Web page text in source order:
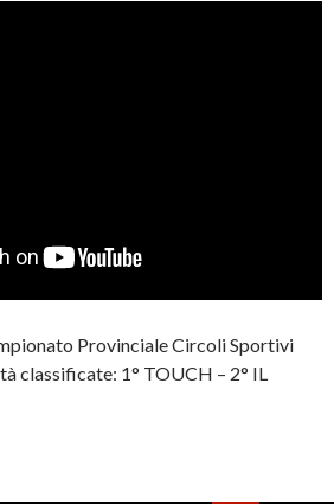
Provinciale Circoli Sportivi
classificate: 1° TOUCH – 2° IL